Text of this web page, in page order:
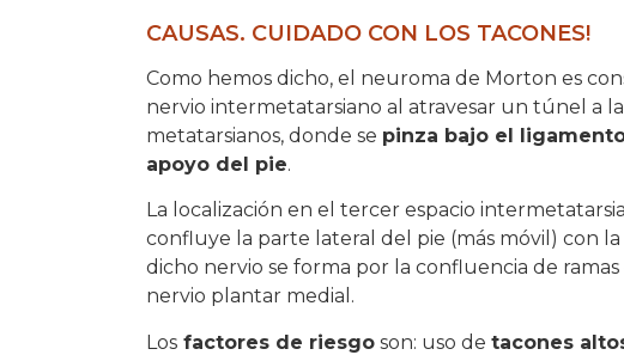
CAUSAS. CUIDADO CON LOS TACONES!
Como hemos dicho, el neuroma de Morton es
nervio intermetatarsiano al atravesar un túnel a
metatarsianos, donde se pinza bajo el
apoyo del pie.
La localización en el tercer espacio
confluye la parte lateral del pie (más móvil) con la
dicho nervio se forma por la confluencia de
nervio plantar medial.
Los factores de riesgo son: uso de tacones